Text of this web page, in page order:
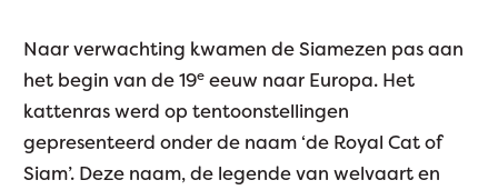
Naar verwachting kwamen de Siamezen pas aan
het begin van de 19eeeuw naar Europa. Het
kattenras werd op tentoonstellingen
gepresenteerd onder de naam ‘de Royal Cat of
Siam’. Deze naam, de legende van welvaart en